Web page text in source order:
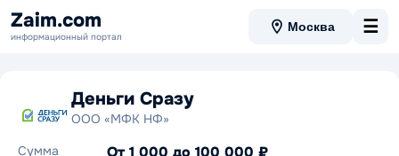
Zaim.com
информационный портал
Москва ☰
Деньги Сразу
ООО «МФК НФ»
Сумма
От 1 000 до 100 000 ₽